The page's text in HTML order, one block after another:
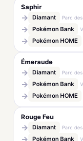
Saphir
→ Diamant Parc
→ Pokémon Bank
→ Pokémon HOME
Émeraude
→ Diamant Parc
→ Pokémon Bank
→ Pokémon HOME
Rouge Feu
→ Diamant Parc
→ Pokémon Bank